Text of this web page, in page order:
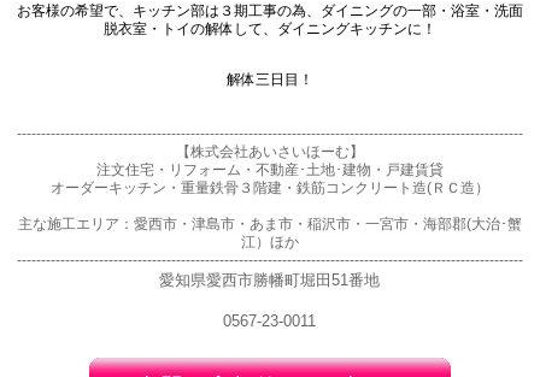
お客様の希望で、キッチン部は３期工事の為、ダイニングの一部・浴室・洗面
脱衣室・トイの解体して、ダイニングキッチンに！
解体三日目！
---------------------------------------------------------------------------------------------------------
【株式会社あいさいほーむ】
注文住宅・リフォーム・不動産･土地･建物・戸建賃貸
オーダーキッチン・重量鉄骨３階建・鉄筋コンクリート造(ＲＣ造）
主な施工エリア：愛西市・津島市・あま市・稲沢市・一宮市・海部郡(大治･蟹
江）ほか
---------------------------------------------------------------------------------------------------------
愛知県愛西市勝幡町堀田51番地
0567-23-0011